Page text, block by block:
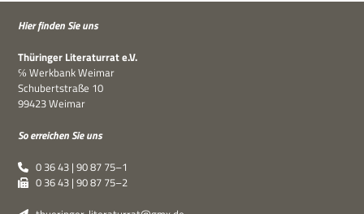
Hier fin­den Sie uns
Thü­rin­ger Lite­ra­tur­rat e.V.
℅ Werk­bank Weimar
Schu­bert­straße 10
99423 Weimar
So errei­chen Sie uns
0 36 43 | 90 87 75–1
0 36 43 | 90 87 75–2